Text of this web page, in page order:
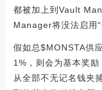
都被加上到Vault
Manager将没法启用
假如总$MONSTA供
1%，则会为基本奖
从全部不无记名钱夹